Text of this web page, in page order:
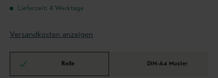
Lieferzeit: 4 Werktage
Versandkosten anzeigen
Rolle DIN-A4 Muster